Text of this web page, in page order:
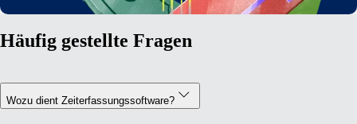
Häufig gestellte Fragen
Wozu dient Zeiterfassungssoftware?